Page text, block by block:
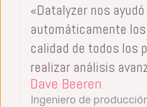
«Datalyzer nos
automáticamente
calidad de todos los
realizar análisis
Dave Beeren
Ingeniero de